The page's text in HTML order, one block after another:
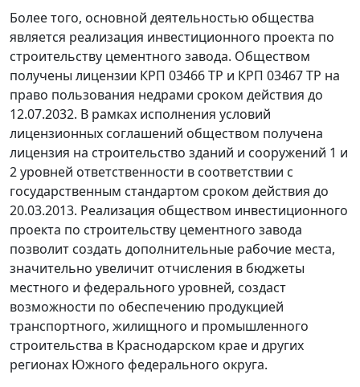
Более того, основной деятельностью общества
является реализация инвестиционного проекта по
строительству цементного завода. Обществом
получены лицензии КРП 03466 ТР и КРП 03467 ТР на
право пользования недрами сроком действия до
12.07.2032. В рамках исполнения условий
лицензионных соглашений обществом получена
лицензия на строительство зданий и сооружений 1 и
2 уровней ответственности в соответствии с
государственным стандартом сроком действия до
20.03.2013. Реализация обществом инвестиционного
проекта по строительству цементного завода
позволит создать дополнительные рабочие места,
значительно увеличит отчисления в бюджеты
местного и федерального уровней, создаст
возможности по обеспечению продукцией
транспортного, жилищного и промышленного
строительства в Краснодарском крае и других
регионах Южного федерального округа.